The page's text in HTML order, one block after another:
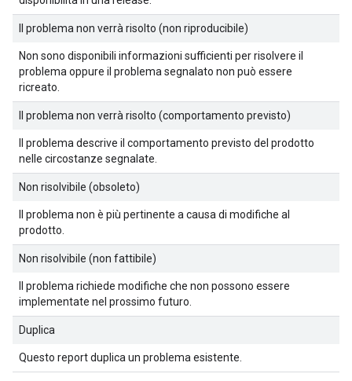
Il problema non verrà risolto (non riproducibile)
Non sono disponibili informazioni sufficienti per risolvere il
problema oppure il problema segnalato non può essere
ricreato.
Il problema non verrà risolto (comportamento previsto)
Il problema descrive il comportamento previsto del prodotto
nelle circostanze segnalate.
Non risolvibile (obsoleto)
Il problema non è più pertinente a causa di modifiche al
prodotto.
Non risolvibile (non fattibile)
Il problema richiede modifiche che non possono essere
implementate nel prossimo futuro.
Duplica
Questo report duplica un problema esistente.